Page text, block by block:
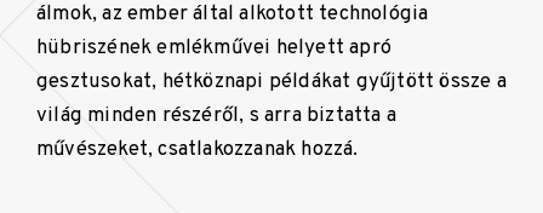
álmok, az ember által alkotott technológia
hübriszének emlékművei helyett apró
gesztusokat, hétköznapi példákat gyűjtött össze a
világ minden részéről, s arra biztatta a
művészeket, csatlakozzanak hozzá.